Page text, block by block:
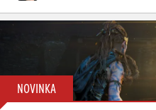
NOVINKA